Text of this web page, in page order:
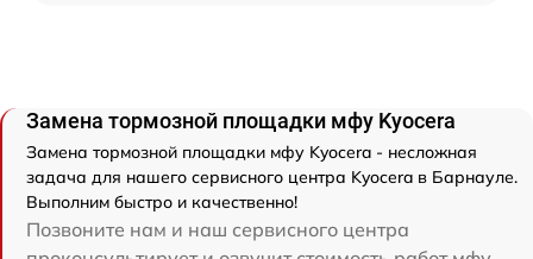
Замена тормозной площадки мфу Kyocera
Замена тормозной площадки мфу Kyocera - несложная
задача для нашего сервисного центра Kyocera в Барнауле.
Выполним быстро и качественно!
Позвоните нам и наш сервисного центра